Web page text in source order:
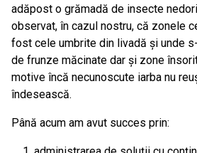
adăpost o grămadă de insecte
observat, în cazul nostru, că zonele
fost cele umbrite din livadă și unde
de frunze măcinate dar și zone
motive încă necunoscute iarba nu
îndesească.
Până acum am avut succes prin: